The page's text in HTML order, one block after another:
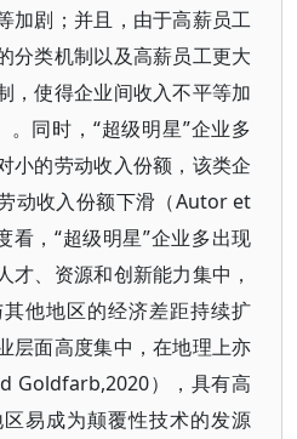
加剧；并且，由于高薪员工
分类机制以及高薪员工更大
，使得企业间收入不平等加
同时，“超级明星”企业多
小的劳动收入份额，该类企
动收入份额下滑（Autor et
看，“超级明星”企业多出现
才、资源和创新能力集中，
他地区的经济差距持续扩
层面高度集中，在地理上亦
Goldfarb,2020），具有高
易成为颠覆性技术的发源